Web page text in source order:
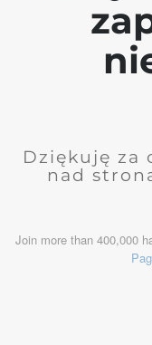
Dziękuję za
nad
Join more than 400,000